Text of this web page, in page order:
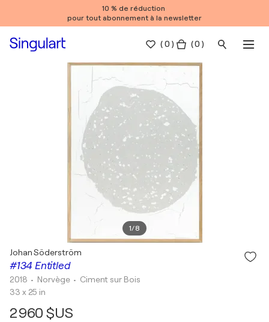
10 % de réduction
pour tout abonnement à la newsletter
(0 ) ( 0 )
1/8
#134 Entitled
Johan Söderström
2018 • Norvège • Ciment sur Bois
33 x 25 in
2 960 $US